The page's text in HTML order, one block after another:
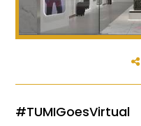
#TUMIGoesVirtual